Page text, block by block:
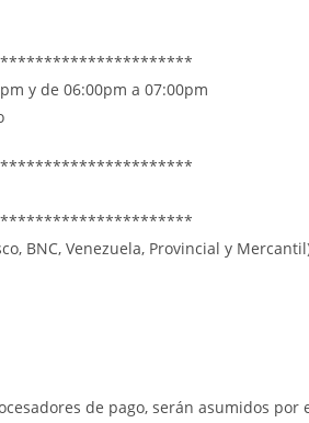
y de 06:00pm a 07:00pm
BNC, Venezuela, Provincial y
de pago, serán asumidos por